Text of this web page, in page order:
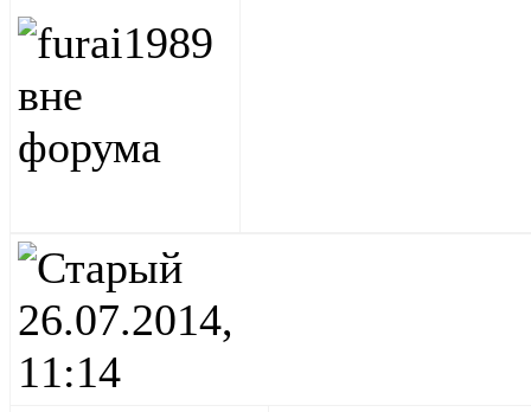
26.07.2014,
11:14